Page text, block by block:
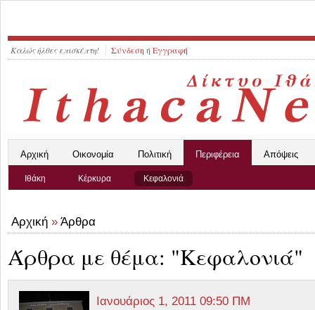
Καλώς ήλθες επισκέπτη! Σύνδεση ή Εγγραφή
Αρχική Οικονομία Πολιτική Περιφέρεια
Ιθάκη Κέρκυρα Κεφαλονιά
Απόψεις
Αρχική » Άρθρα
Άρθρα με θέμα: "Κεφαλονιά"
Ιανουάριος 1, 2011 09:50 ΠΜ